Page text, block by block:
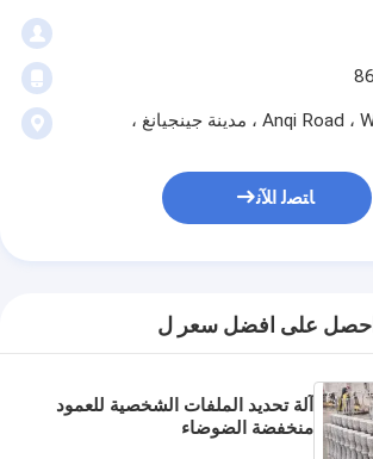
Anqi Road ، Wuli Industrial Park ، مدينة جينجيانغ ،
ﺎﺘﺼﻟ ﺍﻶﻧ
احصل على افضل سعر ل
آلة تحديد الملفات الشخصية للعمود
منخفضة الضوضاء